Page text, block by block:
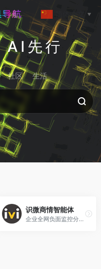
AI先行
社区 生活
识微商情智能体
企业全网负面监控分析，危机预警比竞品快一步，点击领免费账号
简体中文 ▼